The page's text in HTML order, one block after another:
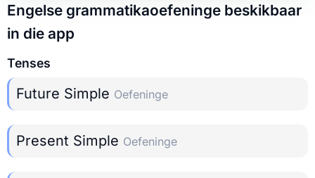
Engelse grammatikaoefeninge beskikbaar
in die app
Tenses
Future Simple Oefeninge
Present Simple Oefeninge